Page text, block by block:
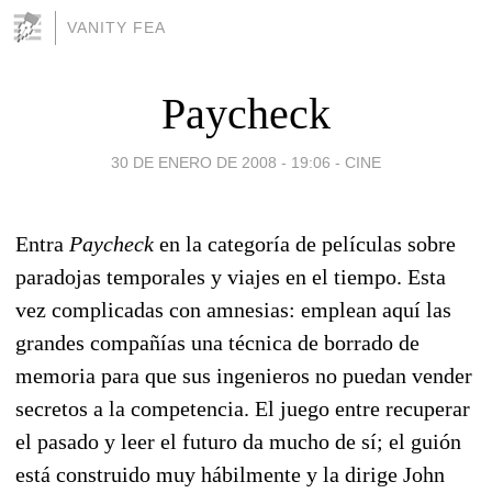
VANITY FEA
Paycheck
30 DE ENERO DE 2008 - 19:06 - CINE
Entra Paycheck en la categoría de películas sobre
paradojas temporales y viajes en el tiempo. Esta
vez complicadas con amnesias: emplean aquí las
grandes compañías una técnica de borrado de
memoria para que sus ingenieros no puedan vender
secretos a la competencia. El juego entre recuperar
el pasado y leer el futuro da mucho de sí; el guión
está construido muy hábilmente y la dirige John